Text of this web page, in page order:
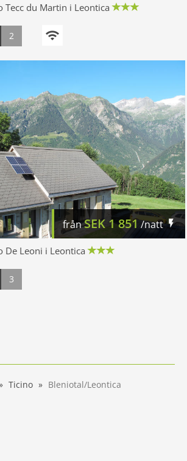
Tecc du Martin i Leontica
2
frånSEK 1 851/natt
De Leoni i Leontica
3
Ticino Bleniotal/Leontica